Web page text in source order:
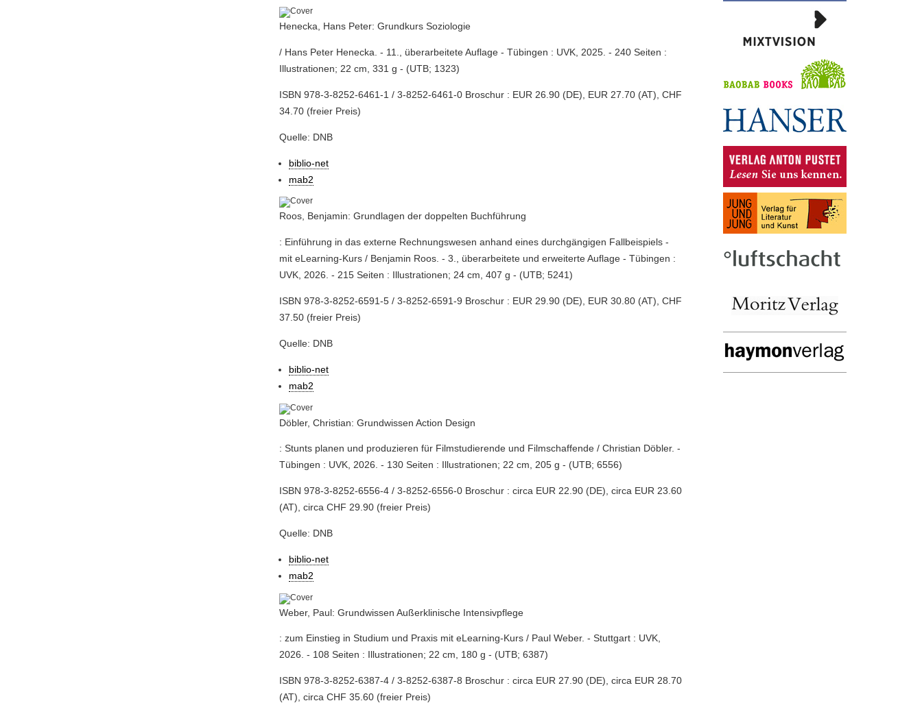
Henecka, Hans Peter: Grundkurs Soziologie
/ Hans Peter Henecka. - 11., überarbeitete Auflage - Tübingen : UVK, 2025. - 240 Seiten :
Illustrationen; 22 cm, 331 g - (UTB; 1323)
ISBN 978-3-8252-6461-1 / 3-8252-6461-0 Broschur : EUR 26.90 (DE), EUR 27.70 (AT), CHF
34.70 (freier Preis)
Quelle: DNB
biblio-net
mab2
Roos, Benjamin: Grundlagen der doppelten Buchführung
: Einführung in das externe Rechnungswesen anhand eines durchgängigen Fallbeispiels -
mit eLearning-Kurs / Benjamin Roos. - 3., überarbeitete und erweiterte Auflage - Tübingen :
UVK, 2026. - 215 Seiten : Illustrationen; 24 cm, 407 g - (UTB; 5241)
ISBN 978-3-8252-6591-5 / 3-8252-6591-9 Broschur : EUR 29.90 (DE), EUR 30.80 (AT), CHF
37.50 (freier Preis)
Quelle: DNB
biblio-net
mab2
Döbler, Christian: Grundwissen Action Design
: Stunts planen und produzieren für Filmstudierende und Filmschaffende / Christian Döbler. -
Tübingen : UVK, 2026. - 130 Seiten : Illustrationen; 22 cm, 205 g - (UTB; 6556)
ISBN 978-3-8252-6556-4 / 3-8252-6556-0 Broschur : circa EUR 22.90 (DE), circa EUR 23.60
(AT), circa CHF 29.90 (freier Preis)
Quelle: DNB
biblio-net
mab2
Weber, Paul: Grundwissen Außerklinische Intensivpflege
: zum Einstieg in Studium und Praxis mit eLearning-Kurs / Paul Weber. - Stuttgart : UVK,
2026. - 108 Seiten : Illustrationen; 22 cm, 180 g - (UTB; 6387)
ISBN 978-3-8252-6387-4 / 3-8252-6387-8 Broschur : circa EUR 27.90 (DE), circa EUR 28.70
(AT), circa CHF 35.60 (freier Preis)